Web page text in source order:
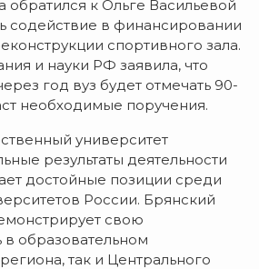
к Ольге Васильевой
содействие в финансировании
спортивного зала.
и науки РФ заявила, что
год вуз будет отмечать 90-
необходимые поручения.
университет
результаты деятельности
достойные позиции среди
России. Брянский
свою
в образовательном
так и Центрального